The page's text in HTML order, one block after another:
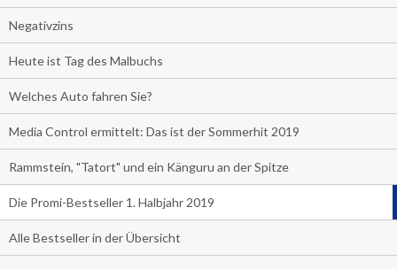
Negativzins
Heute ist Tag des Malbuchs
Welches Auto fahren Sie?
Media Control ermittelt: Das ist der Sommerhit 2019
Rammstein, "Tatort" und ein Känguru an der Spitze
Die Promi-Bestseller 1. Halbjahr 2019
Alle Bestseller in der Übersicht